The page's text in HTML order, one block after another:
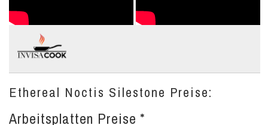
Ethereal Noctis Silestone Preise:
Arbeitsplatten Preise *